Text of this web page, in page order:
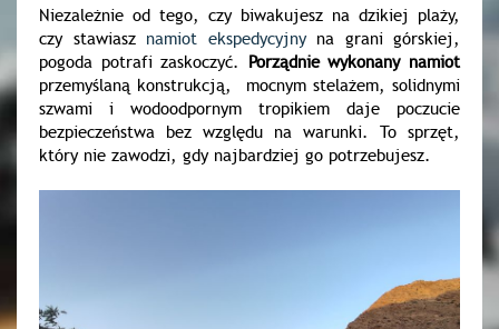
Niezależnie od tego, czy biwakujesz na dzikiej plaży,
czy stawiasz namiot ekspedycyjnyna grani górskiej,
pogoda potrafi zaskoczyć. Porządnie wykonany namiot
przemyślaną konstrukcją, mocnym stelażem, solidnymi
szwami i wodoodpornym tropikiem daje poczucie
bezpieczeństwa bez względu na warunki. To sprzęt,
który nie zawodzi, gdy najbardziej go potrzebujesz.